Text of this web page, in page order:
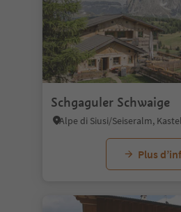
Schgaguler Schwaige
Plus